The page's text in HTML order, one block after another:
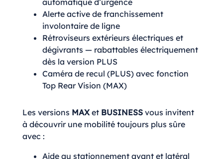
automatique d’urgence
Alerte active de franchissement
involontaire de ligne
Rétroviseurs extérieurs électriques et
dégivrants — rabattables électriquement
dès la version PLUS
Caméra de recul (PLUS) avec fonction
Top Rear Vision (MAX)
Les versions MAXet BUSINESS vous invitent
à découvrir une mobilité toujours plus sûre
avec :
Aide au stationnement avant et latéral